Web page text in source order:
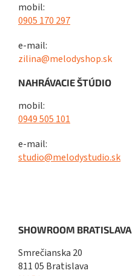
mobil:
0905 170 297
e-mail:
zilina@melodyshop.sk
NAHRÁVACIE ŠTÚDIO
mobil:
0949 505 101
e-mail:
studio@melodystudio.sk
SHOWROOM BRATISLAVA
Smrečianska 20
811 05 Bratislava